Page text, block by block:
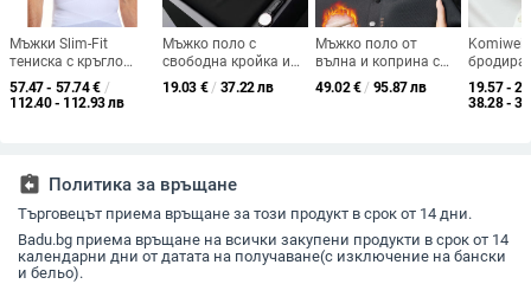
Мъжки Slim-Fit
тениска с кръгло
деколте, ръкав до
три четвърти,
57.47 - 57.74€ /
112.40 - 112.93 лв
Мъжко поло с
свободна кройка и
бродерия, летен стил,
ежедневен и делови
19.03 € / 37.22 лв
Мъжко поло от
вълна и коприна с
флисова подплата,
зимно, ежедневно
49.02€ / 95.87 лв
Komiwei
риза,
къс
19.57 -
38.28 -
assignment_return Политика за връщане
Търговецът приема връщане за този продукт в срок от 14 дни.
Badu.bg приема връщане на всички закупени продукти в срок от 14
календарни дни от датата на получаване(с изключение на бански
и бельо).